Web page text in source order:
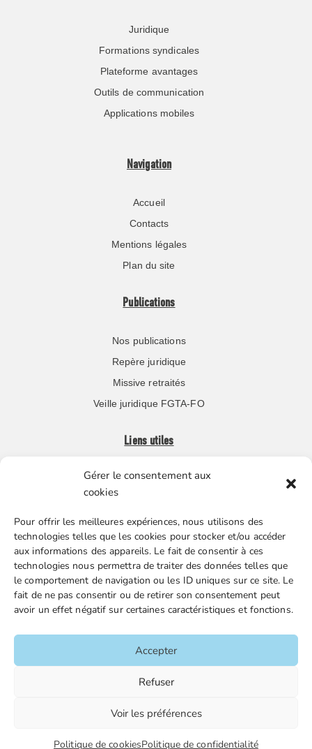
Gérer le consentement aux
cookies
Pour offrir les meilleures expériences, nous utilisons des
technologies telles que les cookies pour stocker et/ou accéder
aux informations des appareils. Le fait de consentir à ces
technologies nous permettra de traiter des données telles que
le comportement de navigation ou les ID uniques sur ce site. Le
fait de ne pas consentir ou de retirer son consentement peut
avoir un effet négatif sur certaines caractéristiques et fonctions.
Accepter
Refuser
Voir les préférences
Politique de cookiesPolitique de confidentialité
Juridique
Formations syndicales
Plateforme avantages
Outils de communication
Applications mobiles
Navigation
Accueil
Contacts
Mentions légales
Plan du site
Publications
Nos publications
Repère juridique
Missive retraités
Veille juridique FGTA-FO
Liens utiles
Boutique en ligne
Espace Presse
Nos partenaires
Gestion des cookies
FGTA-FO / 15 avenue Victor Hugo – 92170 Vanves / 01 86
Accueil
Contacts
Mentions légales
Plan du site